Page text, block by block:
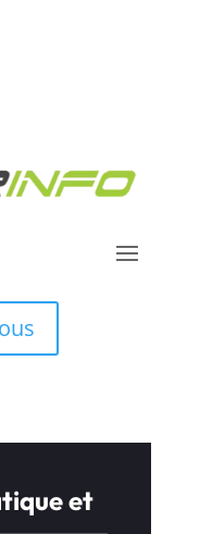
et